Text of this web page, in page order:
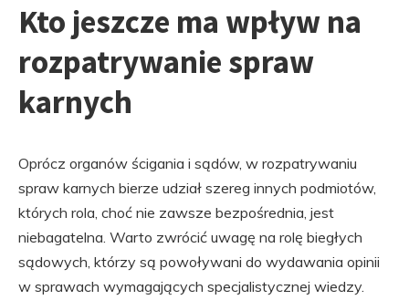
Kto jeszcze ma wpływ na
rozpatrywanie spraw
karnych
Oprócz organów ścigania i sądów, w rozpatrywaniu
spraw karnych bierze udział szereg innych podmiotów,
których rola, choć nie zawsze bezpośrednia, jest
niebagatelna. Warto zwrócić uwagę na rolę biegłych
sądowych, którzy są powoływani do wydawania opinii
w sprawach wymagających specjalistycznej wiedzy.